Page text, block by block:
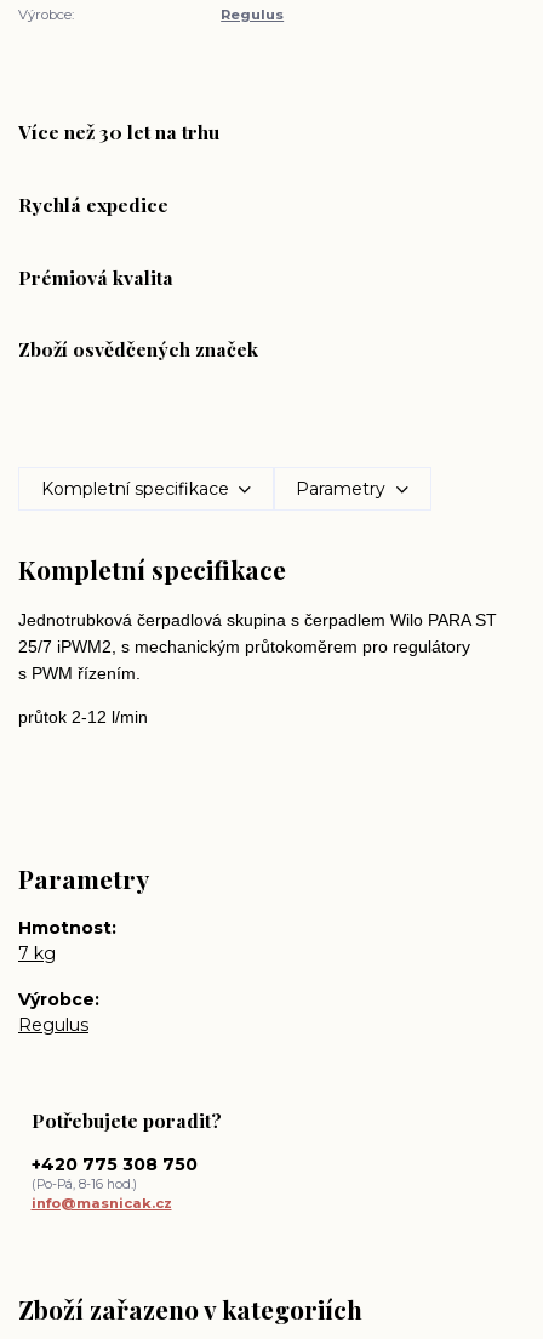
Výrobce:
Regulus
Více než 30 let na trhu
Rychlá expedice
Prémiová kvalita
Zboží osvědčených značek
Kompletní specifikace Parametry
Kompletní specifikace
Jednotrubková čerpadlová skupina s čerpadlem Wilo PARA ST
25/7 iPWM2, s mechanickým průtokoměrem pro regulátory
s PWM řízením.
průtok 2-12 l/min
Parametry
Hmotnost
7 kg
Výrobce
Regulus
Zboží zařazeno v kategoriích
Potřebujete poradit?
+420 775 308 750
(Po-Pá, 8-16 hod.)
info@masnicak.cz